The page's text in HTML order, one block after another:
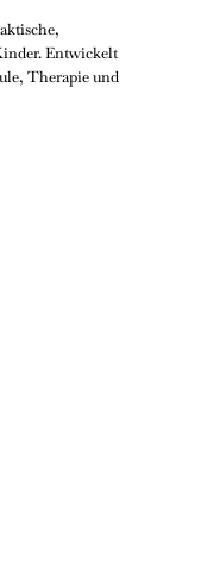
Entwickelt
Therapie und